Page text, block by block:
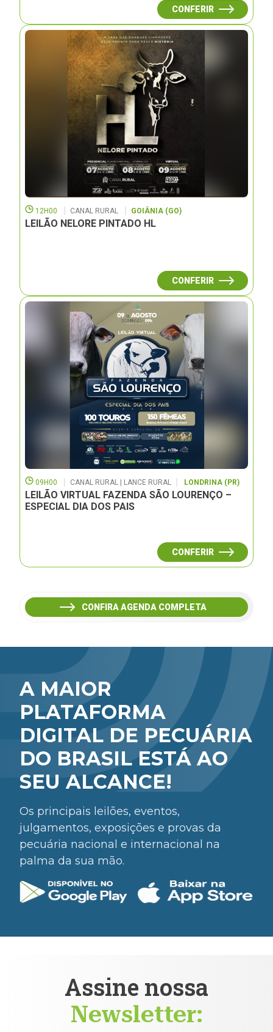
CONFERIR
12H00 CANAL RURAL GOIÂNIA (GO)
LEILÃO NELORE PINTADO HL
CONFERIR
09H00 CANAL RURAL | LANCE RURAL LONDRINA (PR)
LEILÃO VIRTUAL FAZENDA SÃO LOURENÇO –
ESPECIAL DIA DOS PAIS
CONFERIR
CONFIRA AGENDA COMPLETA
A MAIOR
PLATAFORMA
DIGITAL DE PECUÁRIA
DO BRASIL ESTÁ AO
SEU ALCANCE!
Os principais leilões, eventos,
julgamentos, exposições e provas da
pecuária nacional e internacional na
palma da sua mão.
Assine nossa
Newsletter: